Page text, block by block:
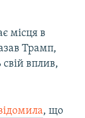
місця в
Трамп,
вплив,
, що